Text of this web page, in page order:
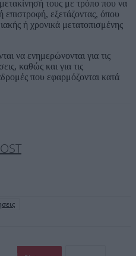
τους με τρόπο που να
επιστροφή, εξετάζοντας, όπου
ή χρονικά μετατοπισμένης
να ενημερώνονται για τις
καθώς και για τις
που εφαρμόζονται κατά